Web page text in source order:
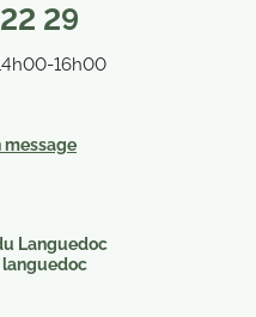
29
16h00
message
Languedoc